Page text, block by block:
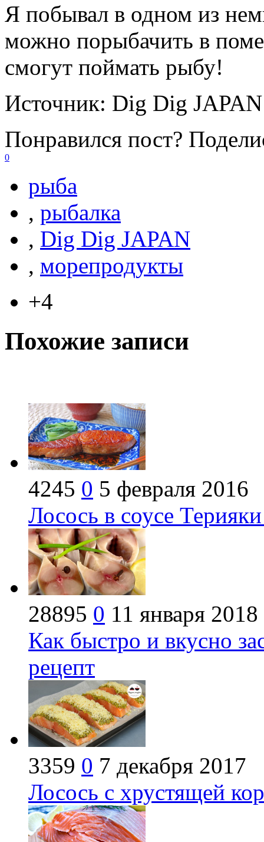
Я побывал в одном из
можно порыбачить в
смогут поймать рыбу!
Источник: Dig Dig JAPAN
Понравился пост?
0
рыба
, рыбалка
, Dig Dig JAPAN
, морепродукты
+4
Похожие записи
4245 0 5 февраля 2016
Лосось в соусе
28895 0 11 января 2018
Как быстро и вкусно
рецепт
3359 0 7 декабря 2017
Лосось с хрустящей